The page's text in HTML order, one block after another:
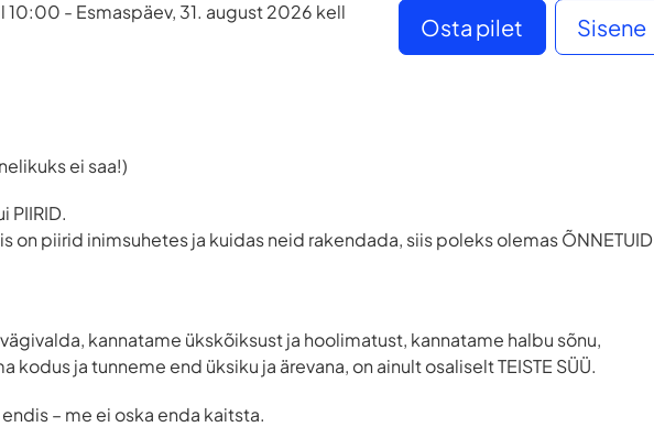
10:00 - Esmaspäev, 31. august 2026 kell
Osta pilet Sisene
ei saa!)
PIIRID.
on piirid inimsuhetes ja kuidas neid rakendada, siis poleks olemas ÕNNETUID
kannatame ükskõiksust ja hoolimatust, kannatame halbu sõnu,
ja tunneme end üksiku ja ärevana, on ainult osaliselt TEISTE SÜÜ.
– me ei oska enda kaitsta.